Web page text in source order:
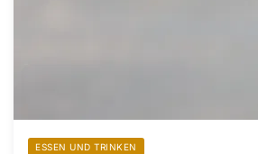
ESSEN UND TRINKEN